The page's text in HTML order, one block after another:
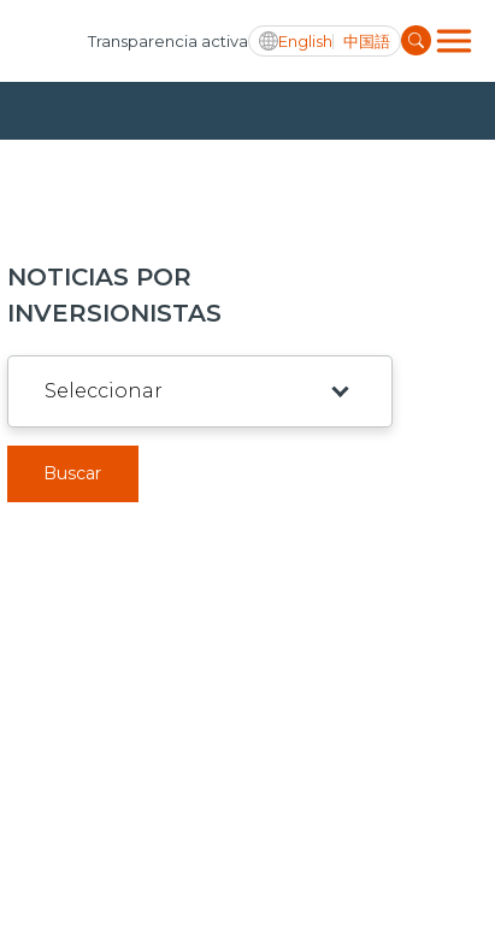
Transparencia activa English 中国語
NOTICIAS POR
INVERSIONISTAS
Buscar